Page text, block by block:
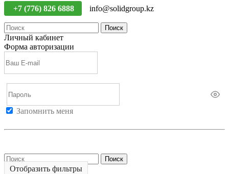
+7 (776) 826 6888 info@solidgroup.kz
Поиск
Личный кабинет
Форма авторизации
Запомнить меня
Поиск
Отобразить фильтры